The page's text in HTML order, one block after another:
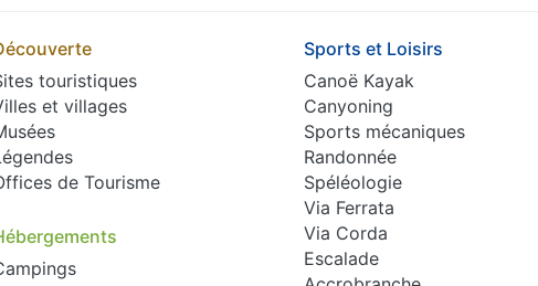
touristiques
et villages
de Tourisme
Sports et Loisirs
Canoë Kayak
Canyoning
Sports mécaniques
Randonnée
Spéléologie
Via Ferrata
Via Corda
Escalade